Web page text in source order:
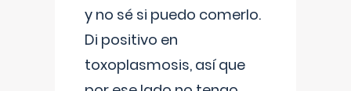
y no sé si puedo comerlo.
Di positivo en
toxoplasmosis, así que